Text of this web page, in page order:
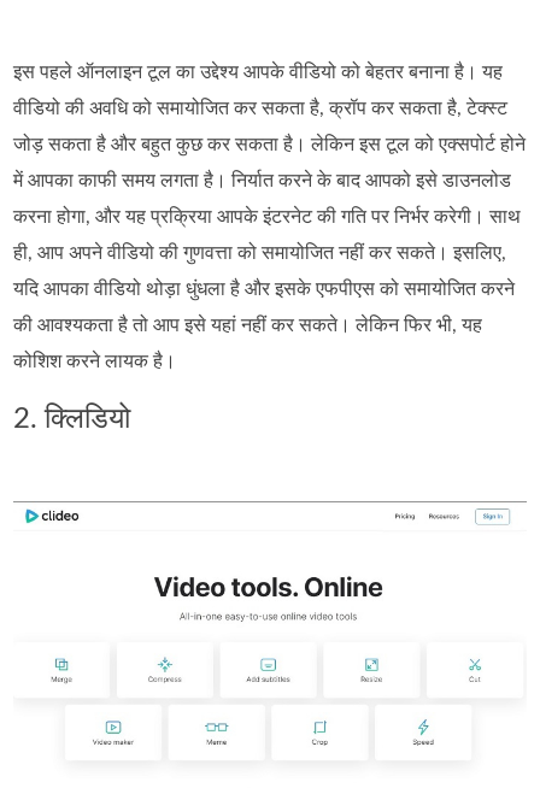
इस पहले ऑनलाइन टूल का उद्देश्य आपके वीडियो को बेहतर बनाना है। यह
वीडियो की अवधि को समायोजित कर सकता है, क्रॉप कर सकता है, टेक्स्ट
जोड़ सकता है और बहुत कुछ कर सकता है। लेकिन इस टूल को एक्सपोर्ट होने
में आपका काफी समय लगता है। निर्यात करने के बाद आपको इसे डाउनलोड
करना होगा, और यह प्रक्रिया आपके इंटरनेट की गति पर निर्भर करेगी। साथ
ही, आप अपने वीडियो की गुणवत्ता को समायोजित नहीं कर सकते। इसलिए,
यदि आपका वीडियो थोड़ा धुंधला है और इसके एफपीएस को समायोजित करने
की आवश्यकता है तो आप इसे यहां नहीं कर सकते। लेकिन फिर भी, यह
कोशिश करने लायक है।
2. क्लिडियो